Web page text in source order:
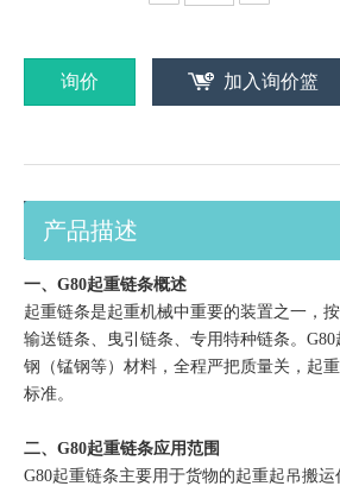
询价 加入询价篮
产品描述
一、G80起重链条概述
起重链条是起重机械中重要的装置之一，
输送链条、曳引链条、专用特种链条。
钢（锰钢等）材料，全程严把质量关，起
标准。
二、G80起重链条应用范围
G80起重链条主要用于货物的起重起吊搬